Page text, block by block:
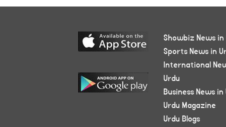
Showbiz News in
Sports News in
International
Urdu
Business News in
Urdu Magazine
Urdu Blogs